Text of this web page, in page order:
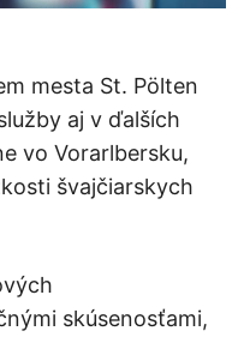
mesta St. Pölten
aj v ďalších
vo Vorarlbersku,
švajčiarskych
skúsenosťami,